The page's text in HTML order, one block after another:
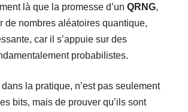
là que la promesse d’un QRNG,
de nombres aléatoires quantique,
car il s’appuie sur des
probabilistes.
la pratique, n’est pas seulement
bits, mais de prouver qu’ils sont